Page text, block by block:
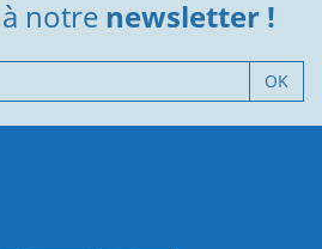
notre newsletter !
OK